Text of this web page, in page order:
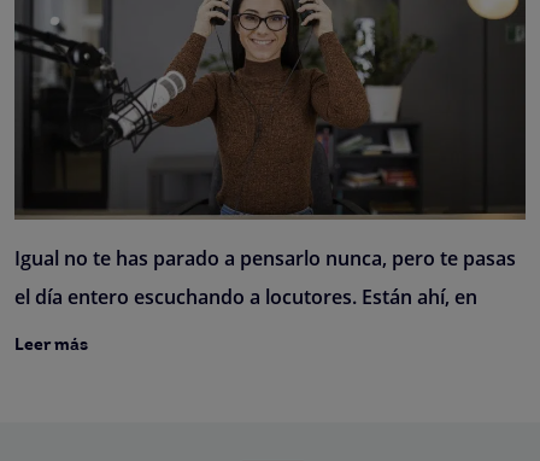
Igual no te has parado a pensarlo nunca, pero te pasas
el día entero escuchando a locutores. Están ahí, en
Leer más